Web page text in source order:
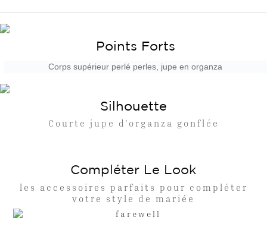
Points Forts
Corps supérieur perlé perles, jupe en organza
Silhouette
Courte jupe d'organza gonflée
Compléter Le Look
les accessoires parfaits pour compléter
votre style de mariée